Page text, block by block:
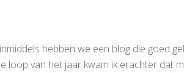
hebben we een blog die goed
van het jaar kwam ik erachter dat